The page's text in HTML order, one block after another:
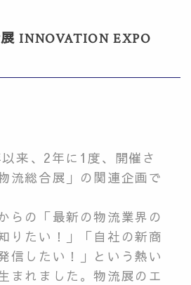
INNOVATION EXPO
来、2年に1度、開催さ
流総合展」の関連企画で
らの「最新の物流業界の
りたい！」「自社の新商
信したい！」という熱い
まれました。物流展のエ